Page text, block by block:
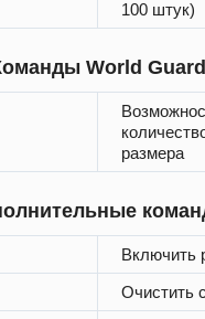
100 штук)
World Guard
размера
Включить
Очистить